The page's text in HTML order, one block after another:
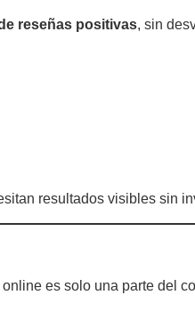
reseñas positivas, sin
resultados visibles sin
es solo una parte del